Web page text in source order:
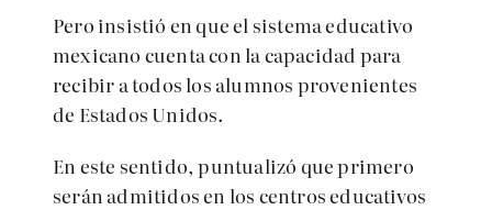
Pero insistió en que el sistema educativo
mexicano cuenta con la capacidad para
recibir a todos los alumnos provenientes
de Estados Unidos.
En este sentido, puntualizó que primero
serán admitidos en los centros educativos